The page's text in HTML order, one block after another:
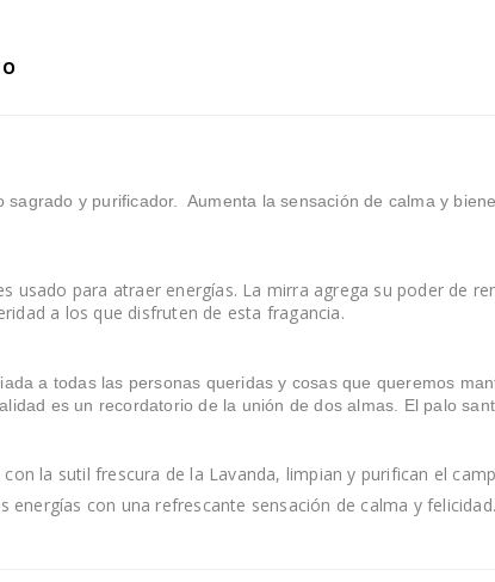
sagrado y purificador. Aumenta la sensación de calma y
para atraer energías. La mirra agrega su poder de
a los que disfruten de esta fragancia.
a todas las personas queridas y cosas que queremos
es un recordatorio de la unión de dos almas. El palo
la sutil frescura de la Lavanda, limpian y purifican el
con una refrescante sensación de calma y felicidad.